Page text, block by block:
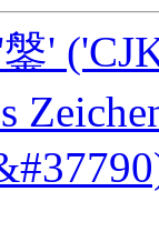
鎜'